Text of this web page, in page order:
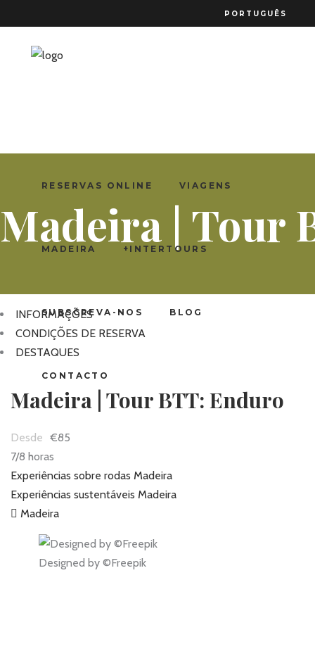
PORTUGUÊS
RESERVAS ONLINE VIAGENS
MADEIRA +INTERTOURS
SUBSCREVA-NOS BLOG
CONTACTO
Madeira | Tour
INFORMAÇÕES
CONDIÇÕES DE RESERVA
DESTAQUES
Madeira | Tour BTT: Enduro
€85
7/8 horas
Experiências sobre rodas Madeira
Experiências sustentáveis Madeira
Madeira
Designed by ©Freepik